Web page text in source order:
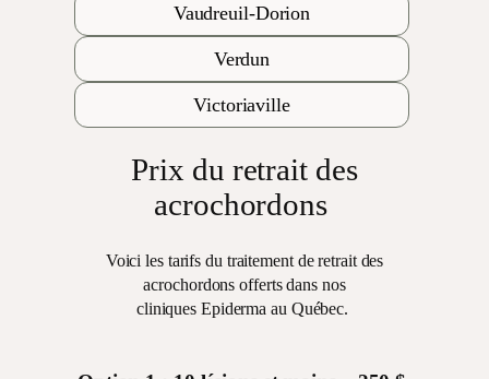
Vaudreuil-Dorion
Verdun
Victoriaville
Prix du retrait des
acrochordons
Voici les tarifs du traitement de retrait des
acrochordons offerts dans nos
cliniques Epiderma au Québec.